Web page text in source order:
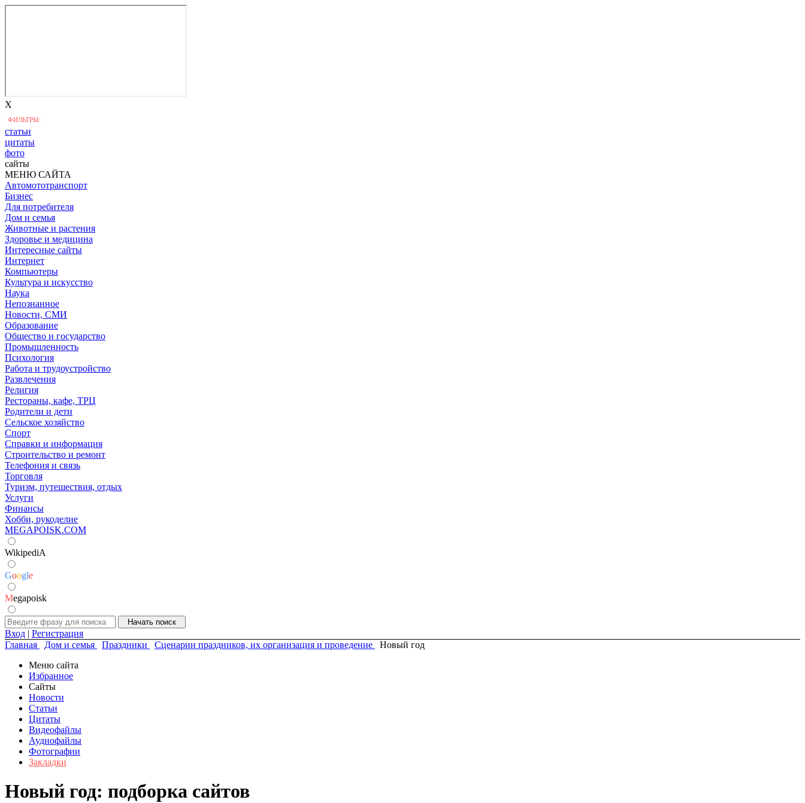
X
ФИЛЬТРЫ:
статьи
цитаты
фото
сайты
МЕНЮ САЙТА
Автомототранспорт
Бизнес
Для потребителя
Дом и семья
Животные и растения
Здоровье и медицина
Интересные сайты
Интернет
Компьютеры
Культура и искусство
Наука
Непознанное
Новости, СМИ
Образование
Общество и государство
Промышленность
Психология
Работа и трудоустройство
Развлечения
Религия
Рестораны, кафе, ТРЦ
Родители и дети
Сельское хозяйство
Спорт
Справки и информация
Строительство и ремонт
Телефония и связь
Торговля
Туризм, путешествия, отдых
Услуги
Финансы
Хобби, рукоделие
MEGAPOISK.COM
WikipediA
Google
Megapoisk
Вход | Регистрация
Главная
Дом и семья Праздники Сценарии праздников, их организация и проведение
Новый год
Меню сайта
Избранное
Сайты
Новости
Статьи
Цитаты
Видеофайлы
Аудиофайлы
Фотографии
Закладки
Новый год: подборка сайтов